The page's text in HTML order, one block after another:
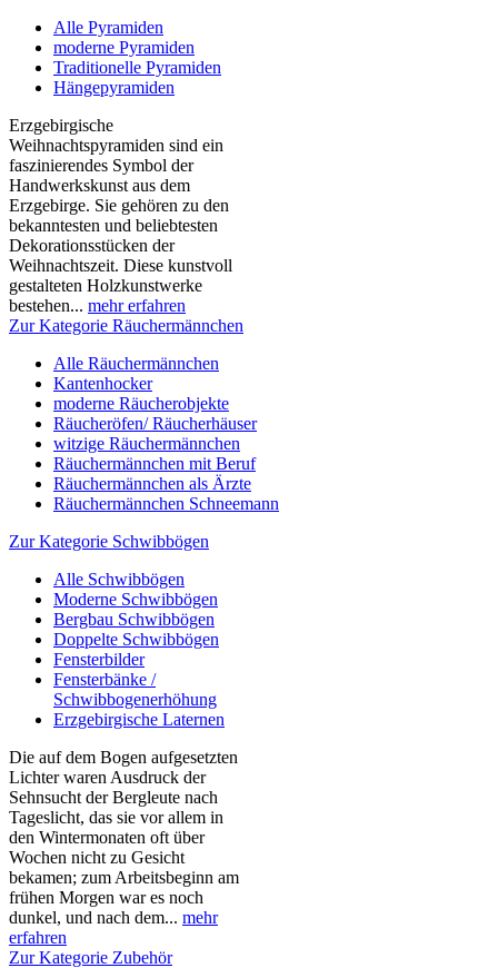
Alle Pyramiden
moderne Pyramiden
Traditionelle Pyramiden
Hängepyramiden
Erzgebirgische
Weihnachtspyramiden sind ein
faszinierendes Symbol der
Handwerkskunst aus dem
Erzgebirge. Sie gehören zu den
bekanntesten und beliebtesten
Dekorationsstücken der
Weihnachtszeit. Diese kunstvoll
gestalteten Holzkunstwerke
bestehen... mehr erfahren
Zur Kategorie Räuchermännchen
Alle Räuchermännchen
Kantenhocker
moderne Räucherobjekte
Räucheröfen/ Räucherhäuser
witzige Räuchermännchen
Räuchermännchen mit Beruf
Räuchermännchen als Ärzte
Räuchermännchen Schneemann
Zur Kategorie Schwibbögen
Alle Schwibbögen
Moderne Schwibbögen
Bergbau Schwibbögen
Doppelte Schwibbögen
Fensterbilder
Fensterbänke /
Schwibbogenerhöhung
Erzgebirgische Laternen
Die auf dem Bogen aufgesetzten
Lichter waren Ausdruck der
Sehnsucht der Bergleute nach
Tageslicht, das sie vor allem in
den Wintermonaten oft über
Wochen nicht zu Gesicht
bekamen; zum Arbeitsbeginn am
frühen Morgen war es noch
dunkel, und nach dem... mehr
erfahren
Zur Kategorie Zubehör